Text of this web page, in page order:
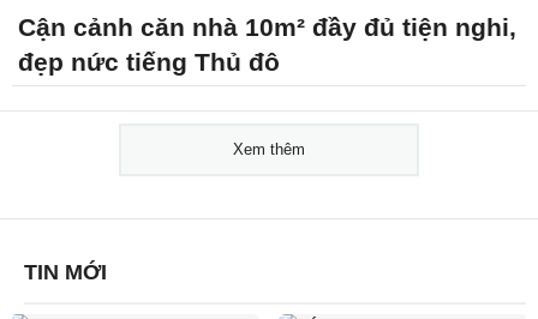
Cận cảnh căn nhà 10m² đầy đủ tiện nghi,
đẹp nức tiếng Thủ đô
Xem thêm
TIN MỚI